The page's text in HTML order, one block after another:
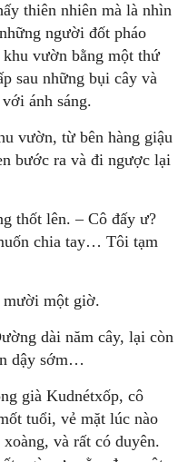
thiên nhiên mà là nhìn
người đốt pháo
khu vườn bằng một thứ
sau những bụi cây và
ánh sáng.
vườn, từ bên hàng giậu
bước ra và đi ngược lại
thốt lên. – Cô đấy ư?
chia tay… Tôi tạm
mười một giờ.
dài năm cây, lại còn
dậy sớm…
già Kudnétxốp, cô
tuổi, vẻ mặt lúc nào
và rất có duyên.